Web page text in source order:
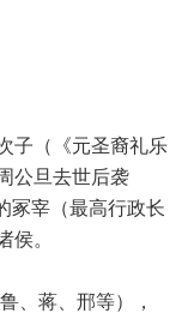
子（《元圣裔礼乐
公旦去世后袭
冢宰（最高行政长
侯。
、蒋、邢等），